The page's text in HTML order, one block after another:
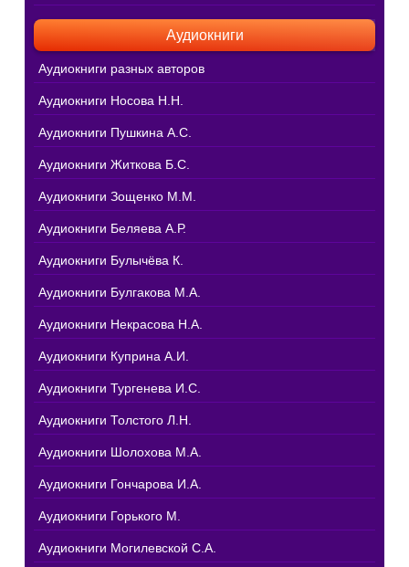
Аудиокниги
Аудиокниги разных авторов
Аудиокниги Носова Н.Н.
Аудиокниги Пушкина А.С.
Аудиокниги Житкова Б.С.
Аудиокниги Зощенко М.М.
Аудиокниги Беляева А.Р.
Аудиокниги Булычёва К.
Аудиокниги Булгакова М.А.
Аудиокниги Некрасова Н.А.
Аудиокниги Куприна А.И.
Аудиокниги Тургенева И.С.
Аудиокниги Толстого Л.Н.
Аудиокниги Шолохова М.А.
Аудиокниги Гончарова И.А.
Аудиокниги Горького М.
Аудиокниги Могилевской С.А.